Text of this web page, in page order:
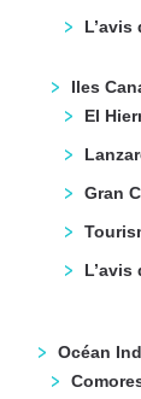
Iles
El
Gran
Océan